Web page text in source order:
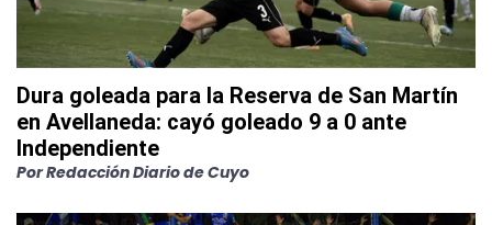
Dura goleada para la Reserva de San Martín
en Avellaneda: cayó goleado 9 a 0 ante
Independiente
PorRedacción Diario de Cuyo